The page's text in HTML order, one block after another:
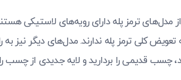
مدل‌های ترمز پله دارای رویه‌های لاستیکی
تعویض کلی ترمز پله ندارند. مدل‌های دیگر نیز
چسب قدیمی را بردارید و لایه جدیدی از